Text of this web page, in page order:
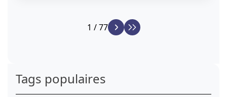
1 / 77
Tags populaires